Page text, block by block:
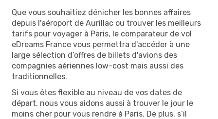
Que vous souhaitiez dénicher les bonnes affaires
depuis l'aéroport de Aurillac ou trouver les meilleurs
tarifs pour voyager à Paris, le comparateur de vol
eDreams France vous permettra d'accéder à une
large sélection d’offres de billets d'avions des
compagnies aériennes low-cost mais aussi des
traditionnelles.
Si vous êtes flexible au niveau de vos dates de
départ, nous vous aidons aussi à trouver le jour le
moins cher pour vous rendre à Paris. De plus, s’il